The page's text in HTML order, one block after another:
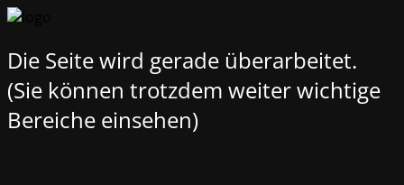
Die Seite wird gerade überarbeitet.
(Sie können trotzdem weiter wichtige
Bereiche einsehen)